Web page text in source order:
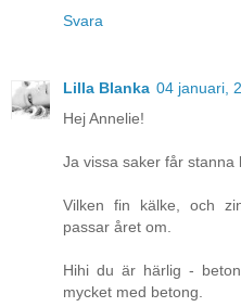
Svara
Lilla Blanka 04 januari,
Hej Annelie!
Ja vissa saker får stanna
Vilken fin kälke, och
passar året om.
Hihi du är härlig -
mycket med betong.